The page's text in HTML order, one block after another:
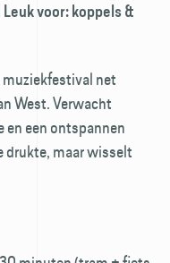
voor: koppels &
net
West. Verwacht
en een ontspannen
drukte, maar wisselt